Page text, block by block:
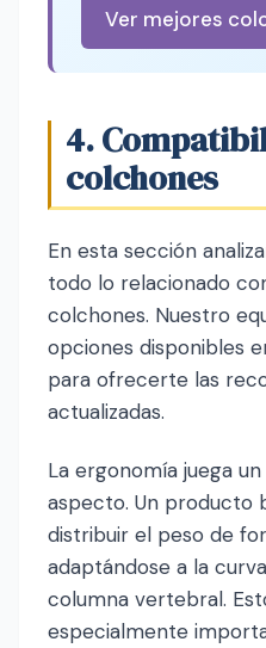
Ver mejores
4.
colchones
En esta sección
todo lo relacionado
colchones. Nuestro
opciones disponibles
para ofrecerte las
actualizadas.
La ergonomía juega
aspecto. Un producto
distribuir el peso de
adaptándose a la
columna vertebral.
especialmente